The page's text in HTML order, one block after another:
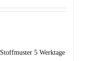
5 Werktage